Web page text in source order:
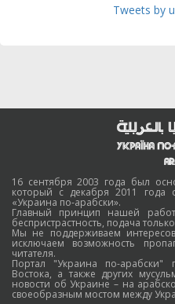
Tweets by
16 сентября 2003 года был
который с декабря 2011 года
«Украина по-арабски».
Главный принцип нашей
беспристрастность, подача
Мы не поддерживаем
исключаем возможность
читателя.
Портал "Украина по-арабски"
Востока, а также других
новости об Украине – на
своеобразным мостом между